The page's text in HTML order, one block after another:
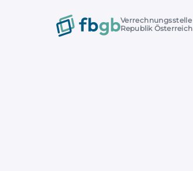
Verrechnungsstelle
Republik Österreich